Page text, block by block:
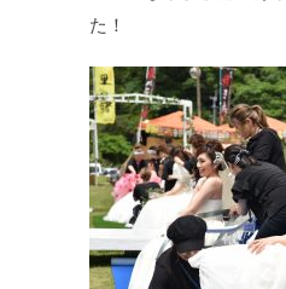
た！